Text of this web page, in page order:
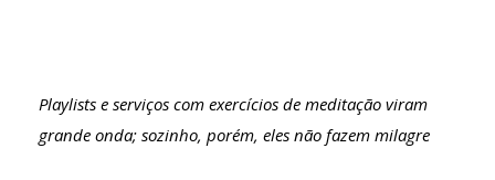
Playlists e serviços com exercícios de meditação viram
grande onda; sozinho, porém, eles não fazem milagre